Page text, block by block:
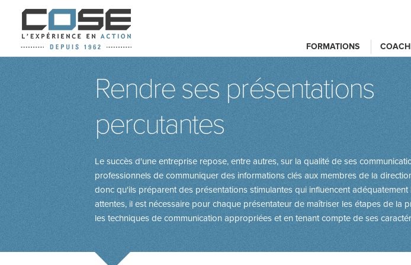
FORMATIONS
Rendre ses présentations
percutantes
Le succès d'une entreprise repose, entre autres, sur la qualité de ses
professionnels de communiquer des informations clés aux membres de la
donc qu'ils préparent des présentations stimulantes qui influencent
attentes, il est nécessaire pour chaque présentateur de maîtriser les étapes de
les techniques de communication appropriées et en tenant compte de ses